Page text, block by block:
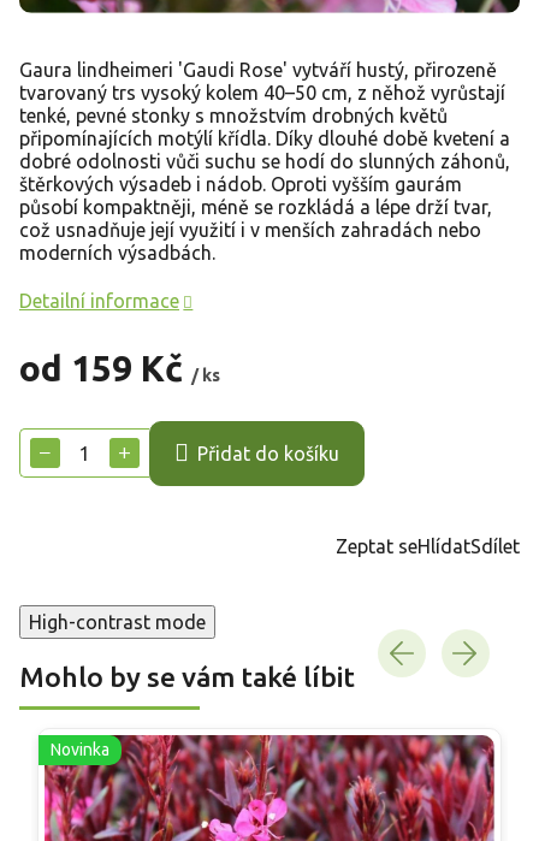
od 159 Kč / ks
cena:
+
− Přidat do košíku
Gaura lindheimeri 'Gaudi Rose' vytváří hustý, přirozeně
tvarovaný trs vysoký kolem 40–50 cm, z něhož vyrůstají
tenké, pevné stonky s množstvím drobných květů
připomínajících motýlí křídla. Díky dlouhé době kvetení a
dobré odolnosti vůči suchu se hodí do slunných záhonů,
štěrkových výsadeb i nádob. Oproti vyšším gaurám
působí kompaktněji, méně se rozkládá a lépe drží tvar,
což usnadňuje její využití i v menších zahradách nebo
moderních výsadbách.
Detailní informace
Zeptat seHlídatSdílet
High-contrast mode
Mohlo by se vám také líbit
Novinka